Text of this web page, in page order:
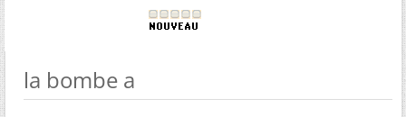
la bombe a